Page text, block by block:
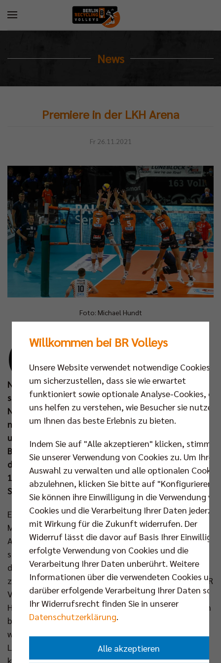
News
Premiere in der LKH Arena
Fr 26.11.2021
Foto: Michael Hundt
O b in der CU Arena oder der Gellersenhalle,
die BR Volleys seit dem Aufstieg der
Niedersachsen im Jahr 2014 fast schon traditionell
schwer. Nun betreten die Berliner am Samstag (27.
Nov um 17.30 Uhr) neuen Boden in der Hansestadt,
nämlich die LKH Arena. Neue Umgebung für den
ungeschlagenen Tabellenführer der Volleyball
Bundesliga, gewohntes Umfeld für die Zuschauer an
den heimischen Bildschirmen: Das Match wird ab
16.30 Uhr den BOUNCE HOUSE “Doubleheader“ bei
Spontent auf Twitch eröffnen.
Es ist Fans, die es mit dem elfmaligen Deutschen
Meister halten, ein statistischer Dorn im Auge: Bei
Auswärtsspielen des Hauptstadtclubs in Lüneburg
stehen vier Siege sechs Niederlagen gegenüber. Ist
die Bilanz in der scheidenden "Gellersenhölle"
zumindest noch ausgeglichen (3:3), gab es für das BR
Volleys Team in der Ausweichspielstätte der
Hanseaten, der CU Arena in Hamburg, regelmäßig ein
böses Erwachen (1:3). Diese Einzelstatistiken werden
wohl nicht mehr aufzuhübschen sein, denn die
Lüneburger Mannschaft und deren Verantwortliche
konnten im November endlich ihr neues
Willkommen bei BR Volleys
Unsere Website verwendet notwendige Cookies,
um sicherzustellen, dass sie wie erwartet
funktioniert sowie optionale Analyse-Cookies, die
uns helfen zu verstehen, wie Besucher sie nutzen,
um Ihnen das beste Erlebnis zu bieten.
Indem Sie auf "Alle akzeptieren" klicken, stimmen
Sie unserer Verwendung von Cookies zu. Um Ihre
Auswahl zu verwalten und alle optionalen Cookies
abzulehnen, klicken Sie bitte auf "Konfigurieren".
Sie können ihre Einwilligung in die Verwendung
Cookies und die Verarbeitung Ihrer Daten
mit Wirkung für die Zukunft widerrufen. Der
Widerruf lässt die davor auf Basis Ihrer
erfolgte Verwendung von Cookies und die
Verarbeitung Ihrer Daten unberührt. Weitere
Informationen über die verwendeten Cookies und
darüber erfolgende Verarbeitung Ihrer Daten
Ihr Widerrufsrecht finden Sie in unserer
Datenschutzerklärung.
Alle akzeptieren